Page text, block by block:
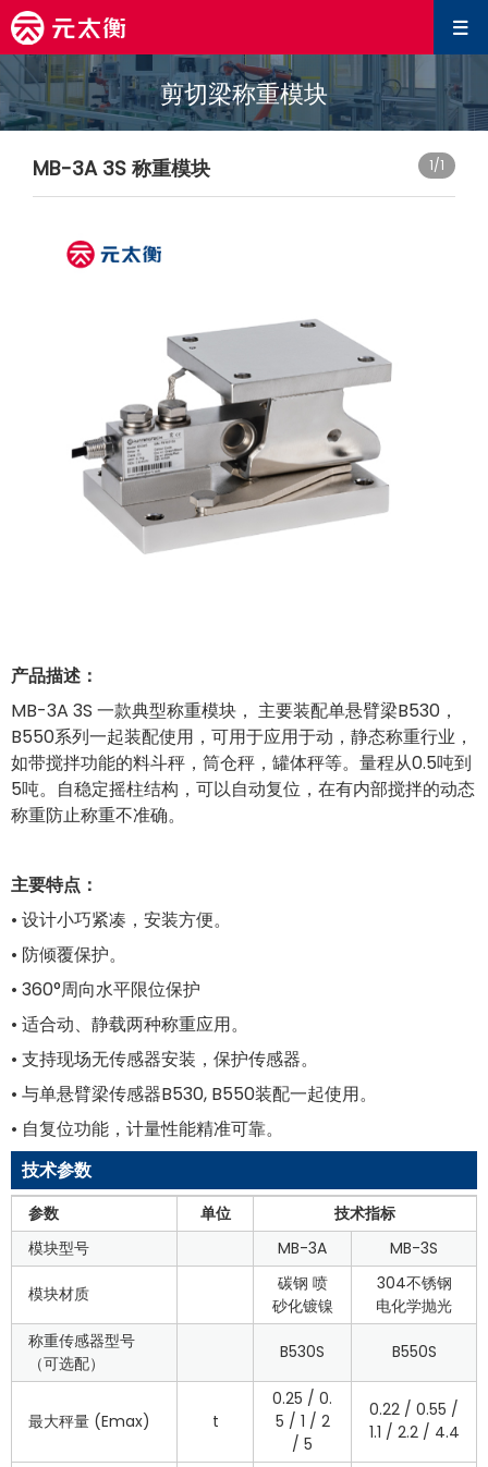
剪切梁称重模块
1/1
MB-3A 3S 称重模块
产品描述：
MB-3A 3S 一款典型称重模块， 主要装配单悬臂梁B530，
B550系列一起装配使用，可用于应用于动，静态称重行业，
如带搅拌功能的料斗秤，筒仓秤，罐体秤等。量程从0.5吨到
5吨。自稳定摇柱结构，可以自动复位，在有内部搅拌的动态
称重防止称重不准确。
主要特点：
• 设计小巧紧凑，安装方便。
• 防倾覆保护。
• 360°周向水平限位保护
• 适合动、静载两种称重应用。
• 支持现场无传感器安装，保护传感器。
• 与单悬臂梁传感器B530, B550装配一起使用。
• 自复位功能，计量性能精准可靠。
技术参数
参数 单位
技术指标
模块型号
MB-3A MB-3S
模块材质
碳钢 喷
砂化镀镍
304不锈钢
电化学抛光
称重传感器型号
（可选配）
B530S B550S
最大秤量 (Emax) t
0.25 / 0.
5 / 1 / 2
/ 5
0.22 / 0.55 /
1.1 / 2.2 / 4.4